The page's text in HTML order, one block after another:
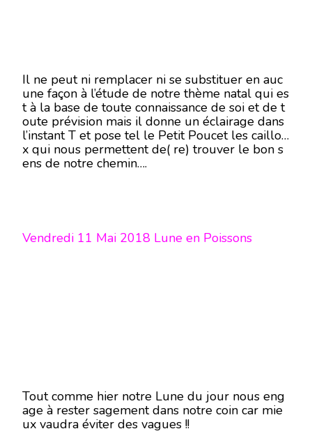
Il ne peut ni remplacer ni se substituer en auc
une façon à l’étude de notre thème natal qui es
t à la base de toute connaissance de soi et de t
oute prévision mais il donne un éclairage dans
l’instant T et pose tel le Petit Poucet les caillou
x qui nous permettent de( re) trouver le bon s
ens de notre chemin….
Vendredi 11 Mai 2018 Lune en Poissons
Tout comme hier notre Lune du jour nous eng
age à rester sagement dans notre coin car mie
ux vaudra éviter des vagues !!